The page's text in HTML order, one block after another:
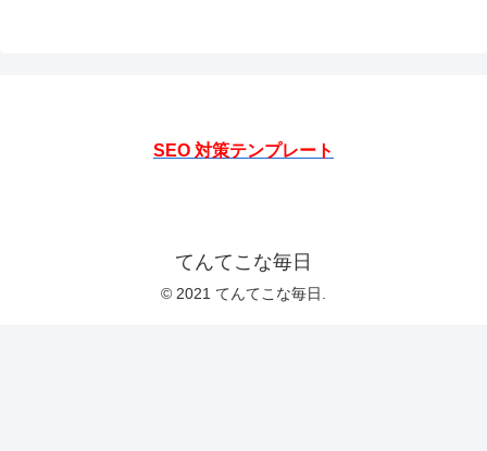
SEO 対策テンプレート
てんてこな毎日
© 2021 てんてこな毎日.